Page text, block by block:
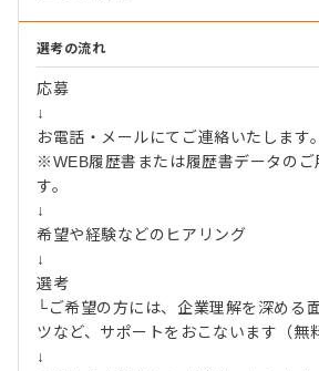
選考の流れ
応募
↓
お電話・メールにてご連絡いたします。
※WEB履歴書または履歴書データのご
す。
↓
希望や経験などのヒアリング
↓
選考
└ご希望の方には、企業理解を深める
ツなど、サポートをおこないます（無
↓